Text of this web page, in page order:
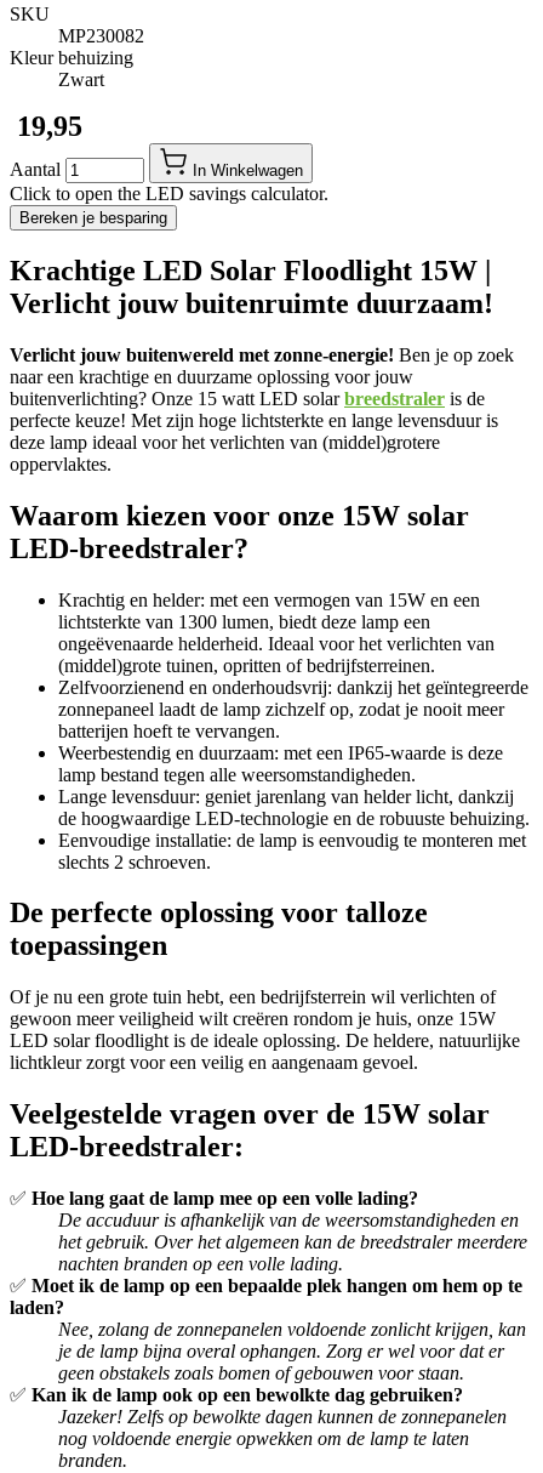
SKU
MP230082
Kleur behuizing
Zwart
​ 19,95
Aantal In Winkelwagen
Click to open the LED savings calculator.
Bereken je besparing
Krachtige LED Solar Floodlight 15W |
Verlicht jouw buitenruimte duurzaam!
Verlicht jouw buitenwereld met zonne-energie! Ben je op zoek
naar een krachtige en duurzame oplossing voor jouw
buitenverlichting? Onze 15 watt LED solarbreedstraler is de
perfecte keuze! Met zijn hoge lichtsterkte en lange levensduur is
deze lamp ideaal voor het verlichten van (middel)grotere
oppervlaktes.
Waarom kiezen voor onze 15W solar
LED-breedstraler?
Krachtig en helder: met een vermogen van 15W en een
lichtsterkte van 1300 lumen, biedt deze lamp een
ongeëvenaarde helderheid. Ideaal voor het verlichten van
(middel)grote tuinen, opritten of bedrijfsterreinen.
Zelfvoorzienend en onderhoudsvrij: dankzij het geïntegreerde
zonnepaneel laadt de lamp zichzelf op, zodat je nooit meer
batterijen hoeft te vervangen.
Weerbestendig en duurzaam: met een IP65-waarde is deze
lamp bestand tegen alle weersomstandigheden.
Lange levensduur: geniet jarenlang van helder licht, dankzij
de hoogwaardige LED-technologie en de robuuste behuizing.
Eenvoudige installatie: de lamp is eenvoudig te monteren met
slechts 2 schroeven.
De perfecte oplossing voor talloze
toepassingen
Of je nu een grote tuin hebt, een bedrijfsterrein wil verlichten of
gewoon meer veiligheid wilt creëren rondom je huis, onze 15W
LED solar floodlight is de ideale oplossing. De heldere, natuurlijke
lichtkleur zorgt voor een veilig en aangenaam gevoel.
Veelgestelde vragen over de 15W solar
LED-breedstraler:
✅ Hoe lang gaat de lamp mee op een volle lading?
De accuduur is afhankelijk van de weersomstandigheden en
het gebruik. Over het algemeen kan de breedstraler meerdere
nachten branden op een volle lading.
✅ Moet ik de lamp op een bepaalde plek hangen om hem op te
laden?
Nee, zolang de zonnepanelen voldoende zonlicht krijgen, kan
je de lamp bijna overal ophangen. Zorg er wel voor dat er
geen obstakels zoals bomen of gebouwen voor staan.
✅ Kan ik de lamp ook op een bewolkte dag gebruiken?
Jazeker! Zelfs op bewolkte dagen kunnen de zonnepanelen
nog voldoende energie opwekken om de lamp te laten
branden.